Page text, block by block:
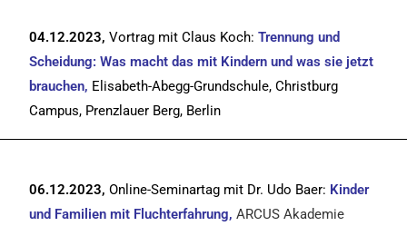
04.12.2023, Vortrag mit Claus Koch:Trennung und
Scheidung: Was macht das mit Kindern und was sie jetzt
brauchen, Elisabeth-Abegg-Grundschule, Christburg
Campus, Prenzlauer Berg, Berlin
06.12.2023, Online-Seminartag mit Dr. Udo Baer: Kinder
und Familien mit Fluchterfahrung,ARCUS Akademie